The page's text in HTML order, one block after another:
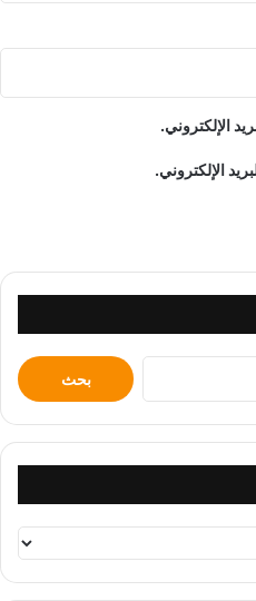
الإلكتروني.
الإلكتروني.
البحث
عن: